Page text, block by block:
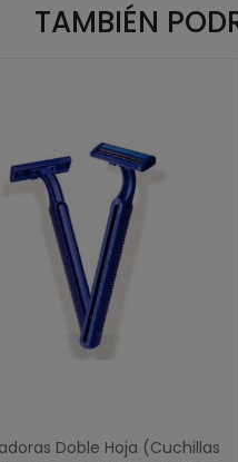
TAMBIÉN
Doble Hoja (Cuchillas